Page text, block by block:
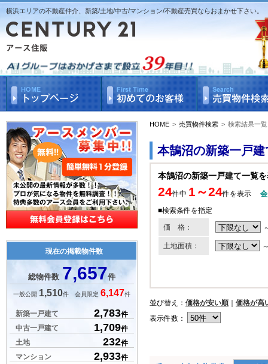
横浜エリアの不動産仲介、新築/土地/中古/マンション/不動産売買ならおまかせ下さい。
HOME > 売買物件検索 > 検索結果一覧
本鵠沼の新築一戸
本鵠沼の新築一戸建て一覧
24件中 1～24件を表示
■検索条件を指定
価 格：
土地面積：
並び替え： 価格が安い順
価格が高
表示件数：
現在の掲載物件数
総物件数 7,657件
一般公開 1,510件 会員限定 6,147件
新築一戸建て 2,783件
中古一戸建て
1,709件
土地
232件
マンション
2,933件